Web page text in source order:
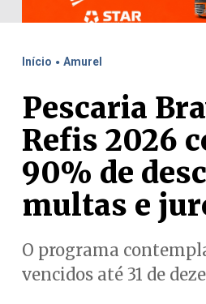
Início . Amurel
Pescaria
Refis 2026
90% de
multas e
O programa
vencidos até 31 de